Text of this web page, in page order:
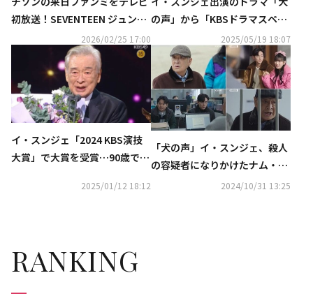
初放送！SEVENTEEN ジュン出
演バラエティ＆日本初放送ドラ
マも…3月の衛星劇場は見どこ
2026/02/25 17:00
の声」から「KBSドラマスペシ
ャル」まで！7月より日本初放
2025/05/19 18:07
イ・スンジェ「2024 KBS演技
大賞」で大賞を受賞…90歳で成
2025/01/12 18:12
「犬の声」イ・スンジェ、殺人
の容疑者になりかけたナム・ユ
ンスを救う【ネタバレあり】
2024/10/31 13:25
RANKING